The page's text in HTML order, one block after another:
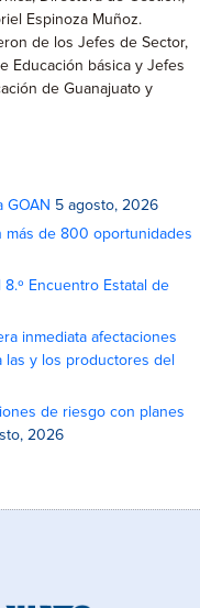
Espinoza Muñoz.
de los Jefes de Sector,
Educación básica y Jefes
de Guanajuato y
GOAN 5 agosto, 2026
más de 800 oportunidades
Encuentro Estatal de
inmediata afectaciones
las y los productores del
de riesgo con planes
2026